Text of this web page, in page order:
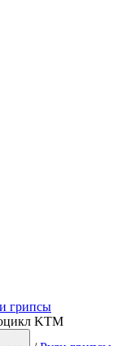
грипсы
KTM